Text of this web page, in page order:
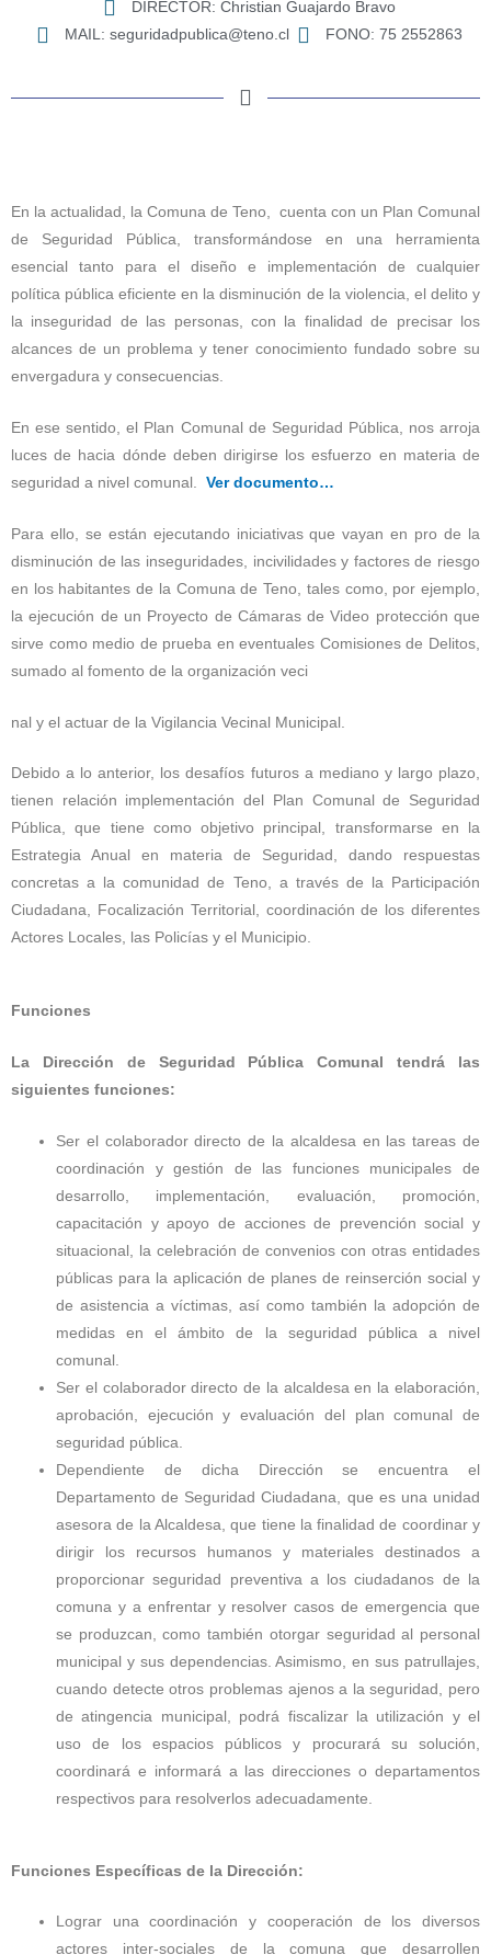
DIRECTOR: Christian Guajardo Bravo
MAIL: seguridadpublica@teno.cl
FONO: 75 2552863
En la actualidad, la Comuna de Teno, cuenta con un Plan Comunal
de Seguridad Pública, transformándose en una herramienta
esencial tanto para el diseño e implementación de cualquier
política pública eficiente en la disminución de la violencia, el delito y
la inseguridad de las personas, con la finalidad de precisar los
alcances de un problema y tener conocimiento fundado sobre su
envergadura y consecuencias.
En ese sentido, el Plan Comunal de Seguridad Pública, nos arroja
luces de hacia dónde deben dirigirse los esfuerzo en materia de
seguridad a nivel comunal. Ver documento…
Para ello, se están ejecutando iniciativas que vayan en pro de la
disminución de las inseguridades, incivilidades y factores de riesgo
en los habitantes de la Comuna de Teno, tales como, por ejemplo,
la ejecución de un Proyecto de Cámaras de Video protección que
sirve como medio de prueba en eventuales Comisiones de Delitos,
sumado al fomento de la organización veci
nal y el actuar de la Vigilancia Vecinal Municipal.
Debido a lo anterior, los desafíos futuros a mediano y largo plazo,
tienen relación implementación del Plan Comunal de Seguridad
Pública, que tiene como objetivo principal, transformarse en la
Estrategia Anual en materia de Seguridad, dando respuestas
concretas a la comunidad de Teno, a través de la Participación
Ciudadana, Focalización Territorial, coordinación de los diferentes
Actores Locales, las Policías y el Municipio.
Funciones
La Dirección de Seguridad Pública Comunal tendrá las
siguientes funciones:
Ser el colaborador directo de la alcaldesa en las tareas de
coordinación y gestión de las funciones municipales de
desarrollo, implementación, evaluación, promoción,
capacitación y apoyo de acciones de prevención social y
situacional, la celebración de convenios con otras entidades
públicas para la aplicación de planes de reinserción social y
de asistencia a víctimas, así como también la adopción de
medidas en el ámbito de la seguridad pública a nivel
comunal.
Ser el colaborador directo de la alcaldesa en la elaboración,
aprobación, ejecución y evaluación del plan comunal de
seguridad pública.
Dependiente de dicha Dirección se encuentra el
Departamento de Seguridad Ciudadana, que es una unidad
asesora de la Alcaldesa, que tiene la finalidad de coordinar y
dirigir los recursos humanos y materiales destinados a
proporcionar seguridad preventiva a los ciudadanos de la
comuna y a enfrentar y resolver casos de emergencia que
se produzcan, como también otorgar seguridad al personal
municipal y sus dependencias. Asimismo, en sus patrullajes,
cuando detecte otros problemas ajenos a la seguridad, pero
de atingencia municipal, podrá fiscalizar la utilización y el
uso de los espacios públicos y procurará su solución,
coordinará e informará a las direcciones o departamentos
respectivos para resolverlos adecuadamente.
Funciones Específicas de la Dirección:
Lograr una coordinación y cooperación de los diversos
actores inter-sociales de la comuna que desarrollen